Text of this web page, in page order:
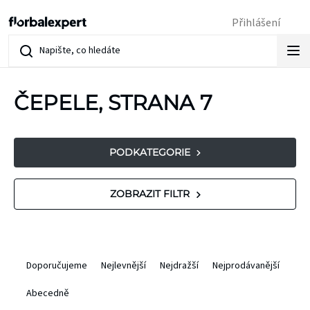
na
obsah
Přihlášení
ČEPELE, STRANA 7
PODKATEGORIE
Ř
a
Doporučujeme Nejlevnější Nejdražší
Nejprodávanější
Abecedně
ZOBRAZIT FILTR
ý